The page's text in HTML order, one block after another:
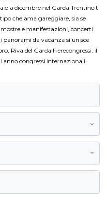
a dicembre nel Garda Trentino ti
che ama gareggiare, sia se
e manifestazioni, concerti
da vacanza si unisce
Riva del Garda Fierecongressi, il
anno congressi internazionali.